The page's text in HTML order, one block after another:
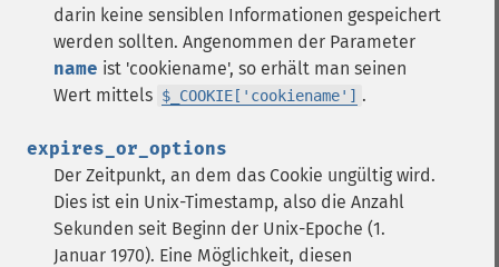
darin keine sensiblen Informationen gespeichert
werden sollten. Angenommen der Parameter
name ist 'cookiename', so erhält man seinen
Wert mittels $_COOKIE['cookiename'] .
expires_or_options
Der Zeitpunkt, an dem das Cookie ungültig wird.
Dies ist ein Unix-Timestamp, also die Anzahl
Sekunden seit Beginn der Unix-Epoche (1.
Januar 1970). Eine Möglichkeit, diesen